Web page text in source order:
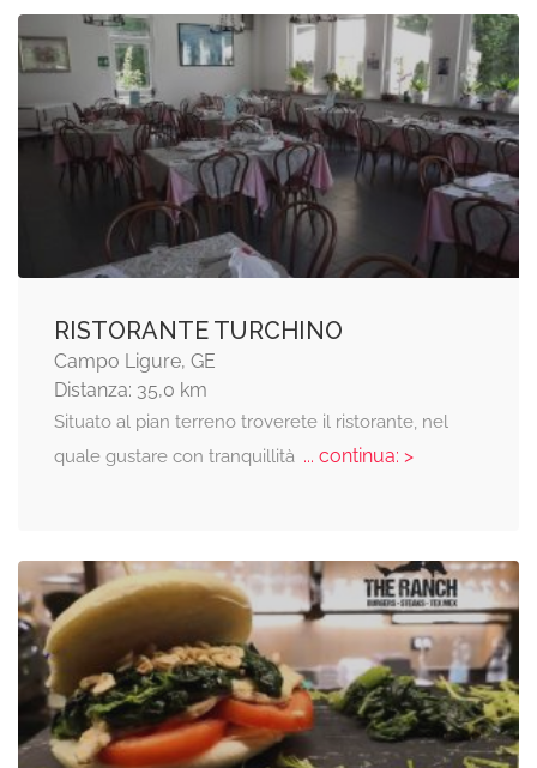
RISTORANTE TURCHINO
Campo Ligure, GE
Distanza: 35,0 km
Situato al pian terreno troverete il ristorante, nel
quale gustare con tranquillità... continua: >